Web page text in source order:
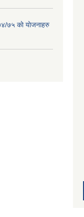
७५ काे याेजनाहरु